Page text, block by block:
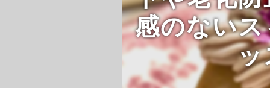
感のない
ッ